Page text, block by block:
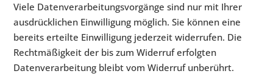
Viele Datenverarbeitungsvorgänge sind nur mit Ihrer
ausdrücklichen Einwilligung möglich. Sie können eine
bereits erteilte Einwilligung jederzeit widerrufen. Die
Rechtmäßigkeit der bis zum Widerruf erfolgten
Datenverarbeitung bleibt vom Widerruf unberührt.